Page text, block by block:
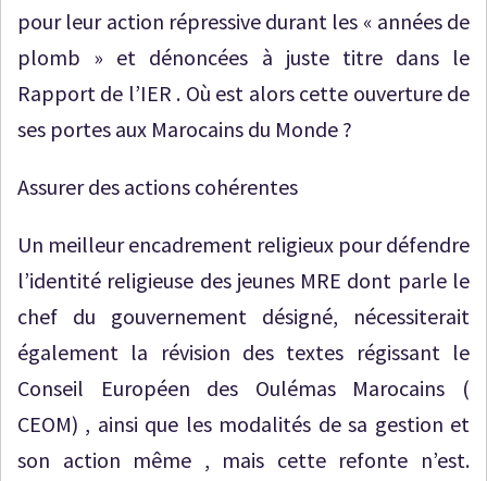
pour leur action répressive durant les « années de
plomb » et dénoncées à juste titre dans le
Rapport de l’IER . Où est alors cette ouverture de
ses portes aux Marocains du Monde ?
Assurer des actions cohérentes
Un meilleur encadrement religieux pour défendre
l’identité religieuse des jeunes MRE dont parle le
chef du gouvernement désigné, nécessiterait
également la révision des textes régissant le
Conseil Européen des Oulémas Marocains (
CEOM) , ainsi que les modalités de sa gestion et
son action même , mais cette refonte n’est.